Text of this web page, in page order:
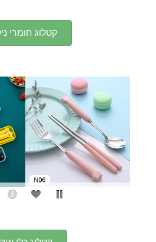
קטלוג חומרי